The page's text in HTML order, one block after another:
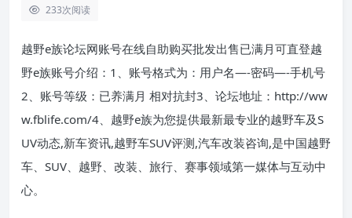
233次阅读
越野e族论坛网账号在线自助购买批发出售已满月可直登越
野e族账号介绍：1、账号格式为：用户名—-密码—-手机号
2、账号等级：已养满月 相对抗封3、论坛地址：http://ww
w.fblife.com/4、越野e族为您提供最新最专业的越野车及S
UV动态,新车资讯,越野车SUV评测,汽车改装咨询,是中国越野
车、SUV、越野、改装、旅行、赛事领域第一媒体与互动中
心。